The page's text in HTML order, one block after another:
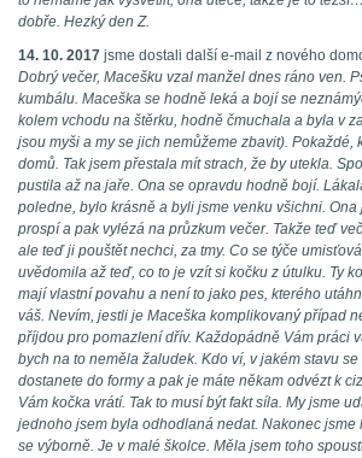
dobře. Hezký den Z.
14. 10. 2017 jsme dostali další e-mail z nového
Dobrý večer, Macešku vzal manžel dnes ráno ven.
kumbálu. Maceška se hodně leká a bojí se
kolem vchodu na štěrku, hodně čmuchala a byla v
jsou myši a my se jich nemůžeme zbavit). Pokaždé,
domů. Tak jsem přestala mít strach, že by utekla.
pustila až na jaře. Ona se opravdu hodně bojí.
poledne, bylo krásně a byli jsme venku všichni.
prospí a pak vylézá na průzkum večer. Takže teď
ale teď ji pouštět nechci, za tmy. Co se týče
uvědomila až teď, co to je vzít si kočku z útulku. Ty
mají vlastní povahu a není to jako pes, kterého
váš. Nevím, jestli je Maceška komplikovaný případ
příjdou pro pomazlení dřív. Každopádně Vám práci
bych na to neměla žaludek. Kdo ví, v jakém stavu
dostanete do formy a pak je máte někam odvézt k
Vám kočka vrátí. Tak to musí být fakt síla. My jsme
jednoho jsem byla odhodlaná nedat. Nakonec jsme
se výborně. Je v malé školce. Měla jsem toho